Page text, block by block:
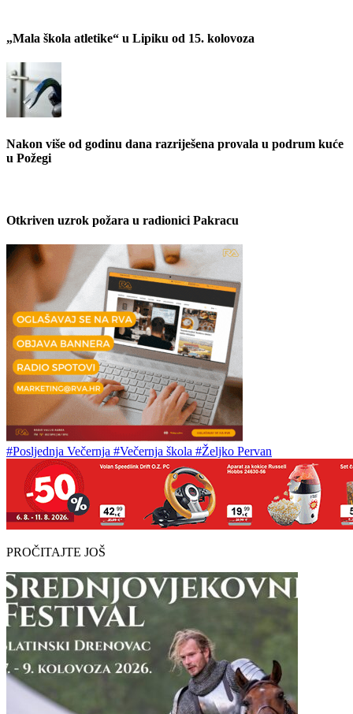
„Mala škola atletike“ u Lipiku od 15. kolovoza
Nakon više od godinu dana razriješena provala u podrum kuće
u Požegi
Otkriven uzrok požara u radionici Pakracu
#Posljednja Večernja #Večernja škola #Željko Pervan
PROČITAJTE JOŠ